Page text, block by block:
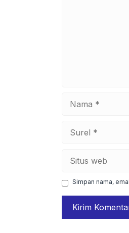
web
Simpan nama,